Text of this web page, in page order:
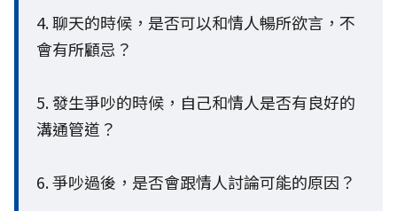
4. 聊天的時候，是否可以和情人暢所欲言，不
會有所顧忌？
5. 發生爭吵的時候，自己和情人是否有良好的
溝通管道？
6. 爭吵過後，是否會跟情人討論可能的原因？